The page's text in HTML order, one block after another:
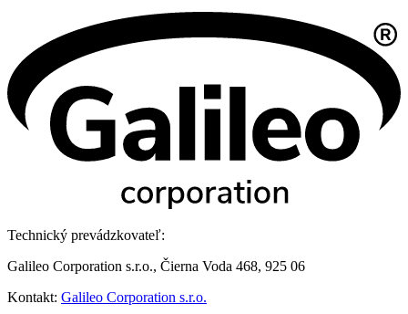
Technický prevádzkovateľ:
Galileo Corporation s.r.o., Čierna Voda 468, 925 06
Kontakt: Galileo Corporation s.r.o.